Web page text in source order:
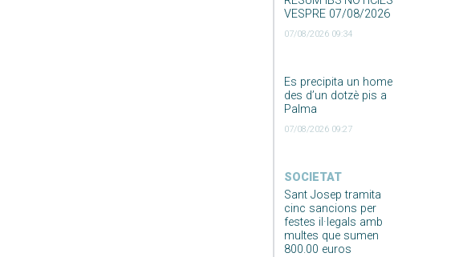
VESPRE 07/08/2026
07/08/2026 09:34
Es precipita un home
des d’un dotzè pis a
Palma
07/08/2026 09:27
SOCIETAT
Sant Josep tramita
cinc sancions per
festes il·legals amb
multes que sumen
800.00 euros